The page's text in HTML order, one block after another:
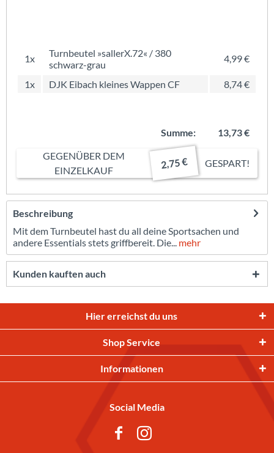
1x
Turnbeutel »sallerX.72« / 380
schwarz-grau
4,99 €
1x DJK Eibach kleines Wappen CF 8,74 €
Summe:
13,73 €
GEGENÜBER DEM
EINZELKAUF
2,75 € GESPART!
Beschreibung
Mit dem Turnbeutel hast du all deine Sportsachen und
andere Essentials stets griffbereit. Die... mehr
Kunden kauften auch
Hier erreichst du uns
Shop Service
Informationen
Social Media